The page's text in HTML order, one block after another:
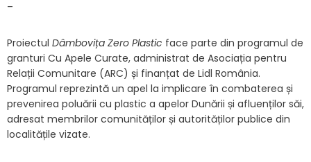
–
Proiectul Dâmbovița Zero Plastic face parte din programul de
granturi Cu Apele Curate, administrat de Asociația pentru
Relații Comunitare (ARC) și finanțat de Lidl România.
Programul reprezintă un apel la implicare în combaterea și
prevenirea poluării cu plastic a apelor Dunării și afluenților săi,
adresat membrilor comunităților și autorităților publice din
localitățile vizate.